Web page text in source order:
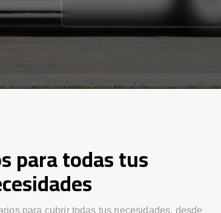
para todas tus
para cubrir todas tus necesidades, desde